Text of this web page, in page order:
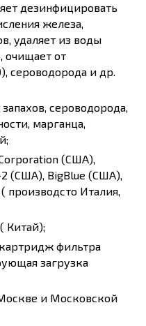
дезинфицировать
железа,
удаляет из воды
очищает от
сероводорода и др.
сероводорода,
марганца,
(США),
(США), BigBlue (США),
производсто Италия,
Китай);
фильтра
загрузка
и Московской